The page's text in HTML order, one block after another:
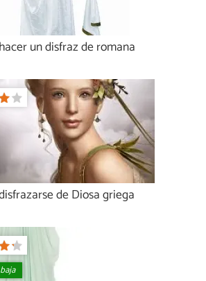
un disfraz de romana
de Diosa griega